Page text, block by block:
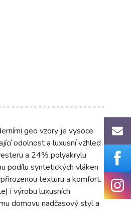
geo vzory je vysoce
odolnost a luxusní vzhled
a 24% polyakrylu
podílu syntetických vláken
texturu a komfort.
i výrobu luxusních
domovu nadčasový styl a